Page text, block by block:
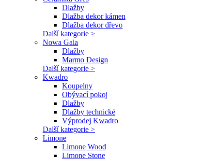
Dlažby
Dlažba dekor kámen
Dlažba dekor dřevo
Další kategorie >
Nowa Gala
Dlažby
Marmo Design
Další kategorie >
Kwadro
Koupelny
Obývací pokoj
Dlažby
Dlažby technické
Výprodej Kwadro
Další kategorie >
Limone
Limone Wood
Limone Stone